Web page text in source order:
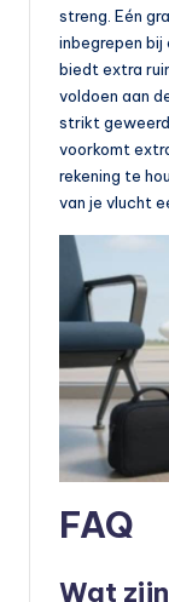
streng. Eén
inbegrepen
biedt extra
voldoen aan
strikt
voorkomt
rekening te
van je vlucht
FAQ
Wat